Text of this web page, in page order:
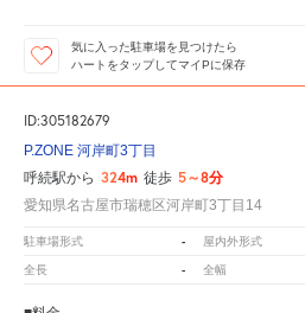
気に入った駐車場を見つけたら
ハートをタップしてマイPに保存
ID:305182679
P.ZONE 河岸町3丁目
呼続駅から 324m 徒歩 5～8分
愛知県名古屋市瑞穂区河岸町3丁目14
駐車場形式 - 屋内外形式
全長 - 全幅